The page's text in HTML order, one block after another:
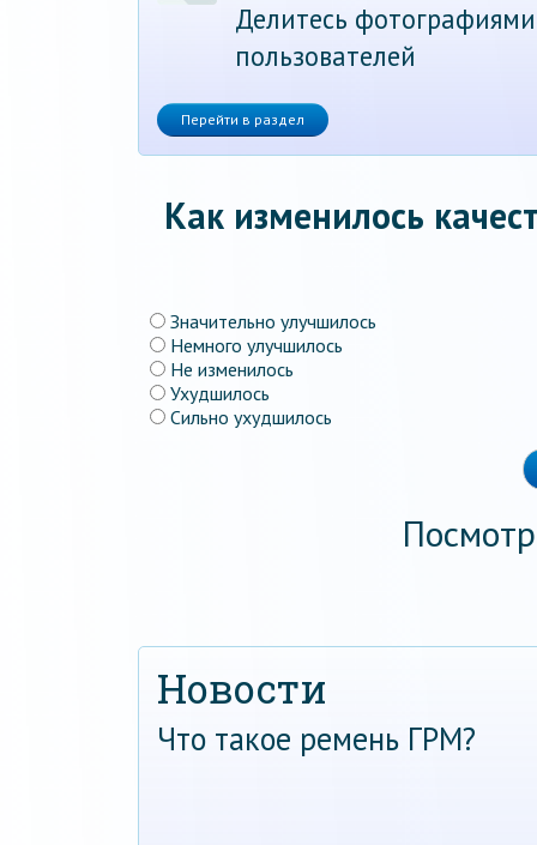
Делитесь
пользователей
Перейти в раздел
Как изменилось
Значительно улучшилось
Немного улучшилось
Не изменилось
Ухудшилось
Сильно ухудшилось
Новости
Что такое ремень ГРМ?